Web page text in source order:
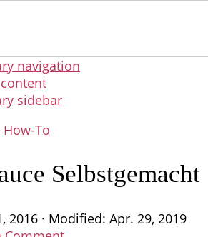
navigation
sidebar
How-To
Selbstgemacht
2016 · Modified: Apr. 29, 2019